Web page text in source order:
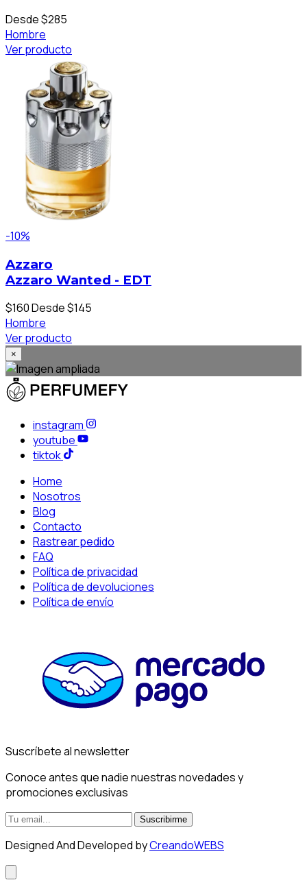
Desde $285
Hombre
Ver producto
-10%
Azzaro
Azzaro Wanted - EDT
$160Desde $145
Hombre
Ver producto
×
instagram
youtube
tiktok
Home
Nosotros
Blog
Contacto
Rastrear pedido
FAQ
Política de privacidad
Política de devoluciones
Política de envío
Suscríbete al newsletter
Conoce antes que nadie nuestras novedades y
promociones exclusivas
Suscribirme
Designed And Developed byCreandoWEBS